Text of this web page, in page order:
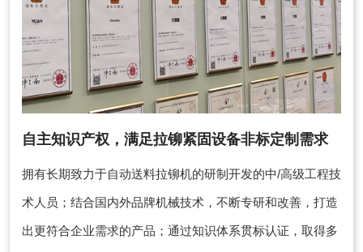
自主知识产权，满足拉铆紧固设备非标定制需求
拥有长期致力于自动送料拉铆机的研制开发的中/高级工程技
术人员；结合国内外品牌机械技术，不断专研和改善，打造
出更符合企业需求的产品；通过知识体系贯标认证，取得多